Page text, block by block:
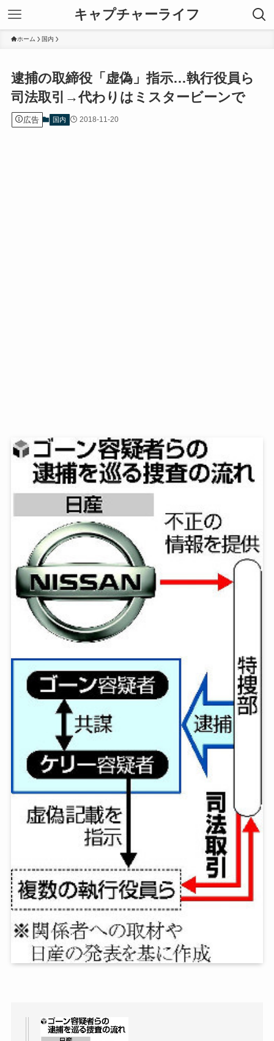
キャプチャーライフ
ホーム 国内
逮捕の取締役「虚偽」指示…執行役員ら
司法取引→代わりはミスタービーンで
広告 国内 2018-11-20